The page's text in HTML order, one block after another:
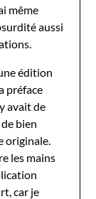
même
aussi
édition
préface
avait de
bien
originale.
les mains
car je